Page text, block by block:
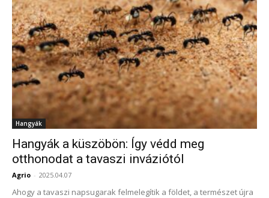
Hangyák
Hangyák a küszöbön: Így védd meg
otthonodat a tavaszi inváziótól
Agrio - 2025.04.07
Ahogy a tavaszi napsugarak felmelegítik a földet, a természet újra